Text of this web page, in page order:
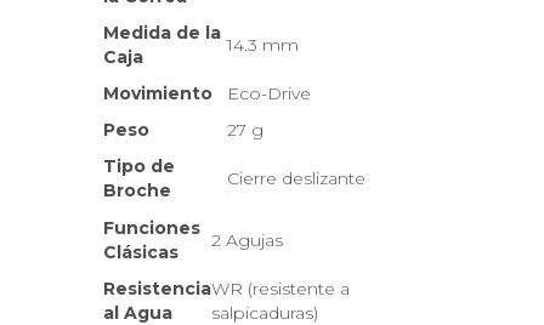
Medida de la
Caja
14.3 mm
Movimiento
Eco-Drive
Peso
27 g
Tipo de
Broche
Cierre deslizante
Funciones
Clásicas
2 Agujas
Resistencia
al Agua
WR (resistente a
salpicaduras)